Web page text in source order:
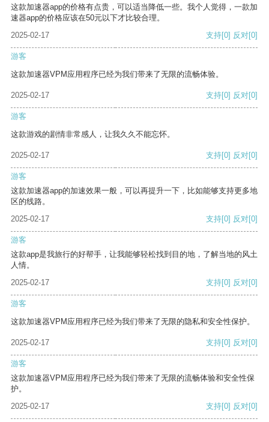
这款加速器app的价格有点贵，可以适当降低一些。我个人觉得，一款加
速器app的价格应该在50元以下才比较合理。
2025-02-17
支持[0] 反对[0]
游客
这款加速器VPM应用程序已经为我们带来了无限的流畅体验。
2025-02-17 支持[0] 反对[0]
游客
这款游戏的剧情非常感人，让我久久不能忘怀。
2025-02-17 支持[0] 反对[0]
游客
这款加速器app的加速效果一般，可以再提升一下，比如能够支持更多地
区的线路。
2025-02-17
支持[0] 反对[0]
游客
这款app是我旅行的好帮手，让我能够轻松找到目的地，了解当地的风土
人情。
2025-02-17
支持[0] 反对[0]
游客
这款加速器VPM应用程序已经为我们带来了无限的隐私和安全性保护。
2025-02-17 支持[0] 反对[0]
游客
这款加速器VPM应用程序已经为我们带来了无限的流畅体验和安全性保
护。
2025-02-17
支持[0] 反对[0]